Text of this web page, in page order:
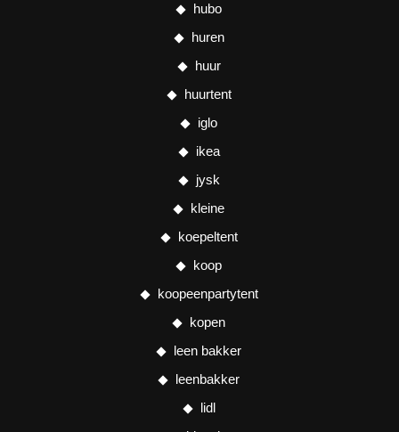
hubo
huren
huur
huurtent
iglo
ikea
jysk
kleine
koepeltent
koop
koopeenpartytent
kopen
leen bakker
leenbakker
lidl